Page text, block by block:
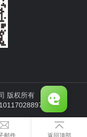
版权所有
号
邮件 返回顶部